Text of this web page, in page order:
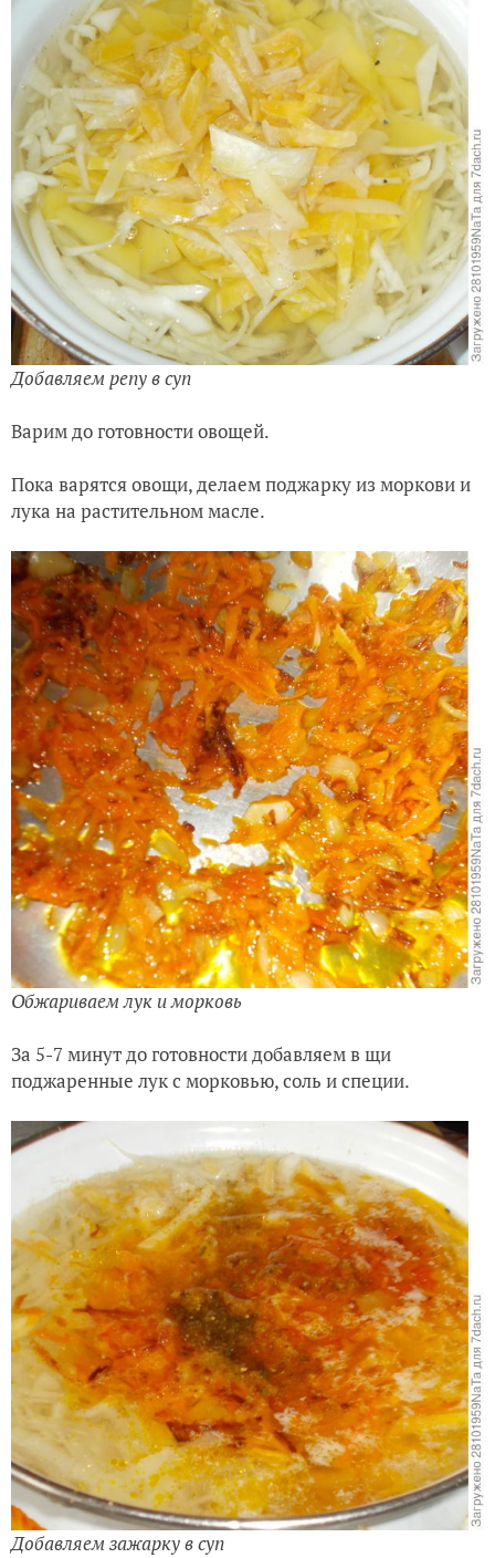
Добавляем репу в суп
Варим до готовности овощей.
Пока варятся овощи, делаем поджарку из моркови и
лука на растительном масле.
Обжариваем лук и морковь
За 5-7 минут до готовности добавляем в щи
поджаренные лук с морковью, соль и специи.
Добавляем зажарку в суп